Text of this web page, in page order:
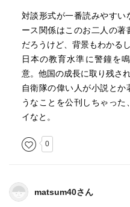
対談形式が一番読みやすい
ース関係はこのお二人の
だろうけど、背景もわかるし
日本の教育水準に警鐘を
意。他国の成長に取り残さ
自衛隊の偉い人が小説とか
うなことを公刊しちゃっ
イなと。
0
matsum40さん